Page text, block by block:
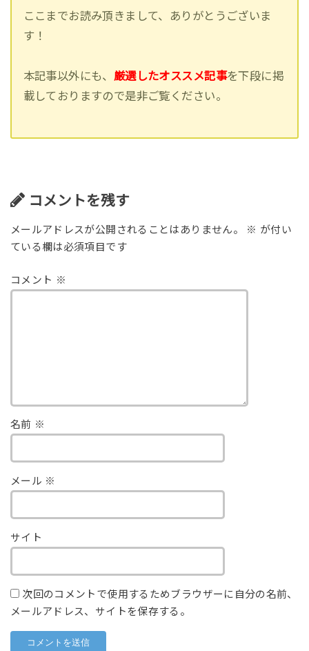
ここまでお読み頂きまして、ありがとうございま
す！
本記事以外にも、 厳選したオススメ記事を下段に掲
載しておりますので是非ご覧ください。
コメントを残す
メールアドレスが公開されることはありません。 ※ が付い
ている欄は必須項目です
コメント ※
名前 ※
メール ※
サイト
次回のコメントで使用するためブラウザーに自分の名前、
メールアドレス、サイトを保存する。